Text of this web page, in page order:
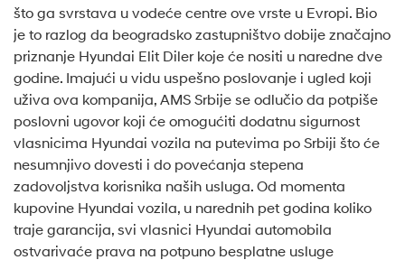
što ga svrstava u vodeće centre ove vrste u Evropi. Bio
je to razlog da beogradsko zastupništvo dobije značajno
priznanje Hyundai Elit Diler koje će nositi u naredne dve
godine. Imajući u vidu uspešno poslovanje i ugled koji
uživa ova kompanija, AMS Srbije se odlučio da potpiše
poslovni ugovor koji će omogućiti dodatnu sigurnost
vlasnicima Hyundai vozila na putevima po Srbiji što će
nesumnjivo dovesti i do povećanja stepena
zadovoljstva korisnika naših usluga. Od momenta
kupovine Hyundai vozila, u narednih pet godina koliko
traje garancija, svi vlasnici Hyundai automobila
ostvarivaće prava na potpuno besplatne usluge